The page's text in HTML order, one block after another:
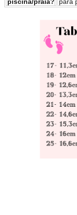
piscina/praia? para